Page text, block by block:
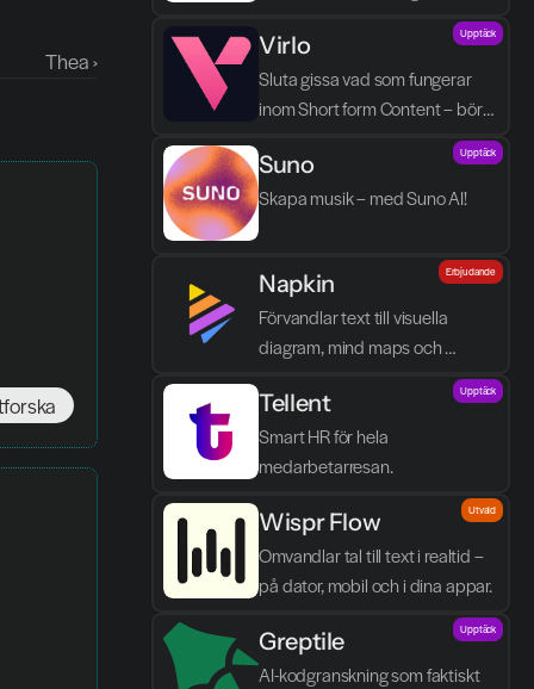
Thea ›
processen blir enklare, tydligare
och mindre tidskrävande.
Virlo
Sluta gissa vad som fungerar
inom Short form Content – börja
Upptäck
Suno
Skapa musik – med Suno AI!
Upptäck
Napkin
Förvandlar text till visuella
diagram, mind maps och
infographics på några sekunder.
Erbjudande
Tellent
Smart HR för hela
medarbetarresan.
Upptäck
Wispr Flow
Omvandlar tal till text i realtid –
på dator, mobil och i dina appar.
Utvald
Greptile
AI-kodgranskning som faktiskt
Upptäck